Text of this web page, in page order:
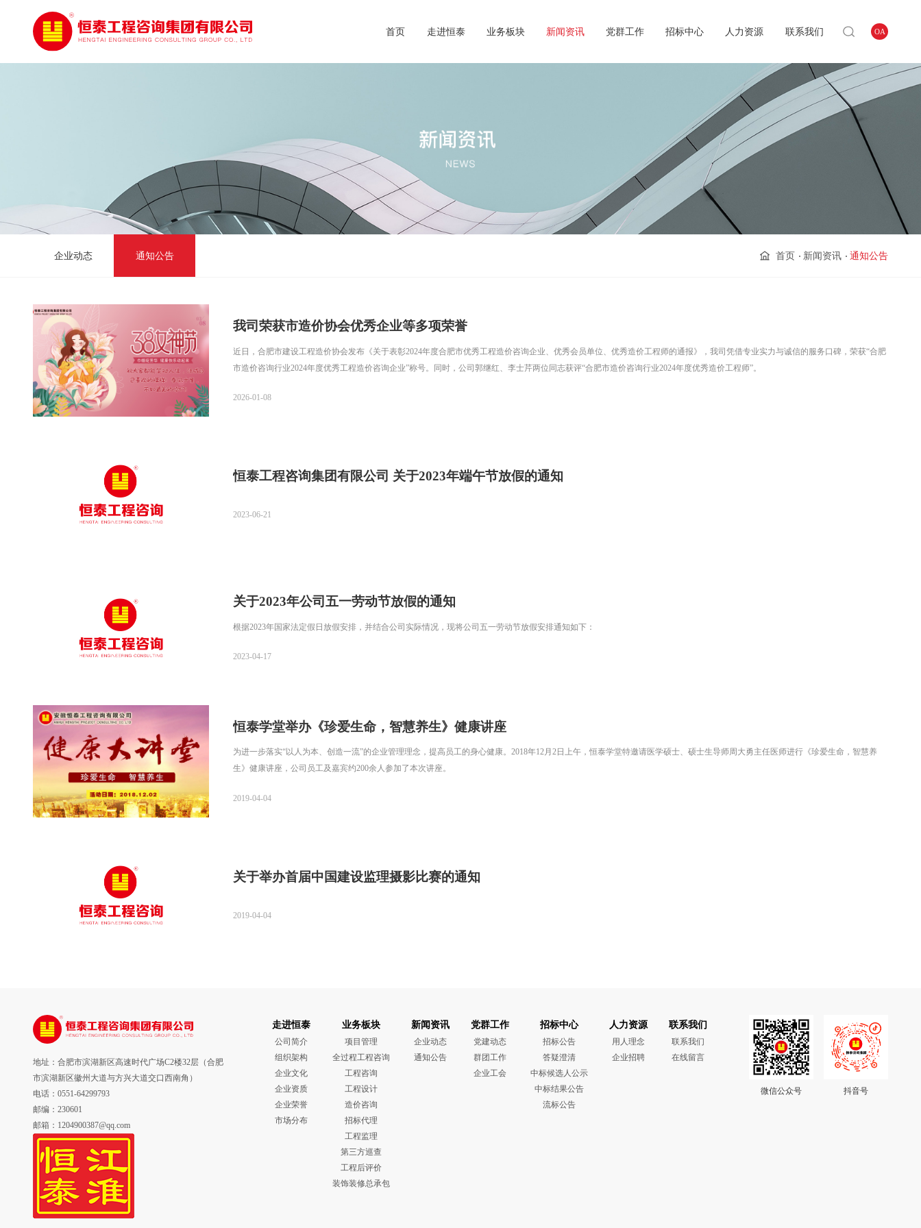
首页 走进恒泰 业务板块 新闻资讯 党群工作 招标中心 人力资源 联系我们 OA
企业动态 通知公告 首页 新闻资讯 通知公告
我司荣获市造价协会优秀企业等多项荣誉
近日，合肥市建设工程造价协会发布《关于表彰2024年度合肥市优秀工程造价咨询企业、优秀会员单位、优秀造价工程师的通报》，我司凭借专业实力与诚信的服务口碑，荣获“合肥
市造价咨询行业2024年度优秀工程造价咨询企业”称号。同时，公司郭继红、李士芹两位同志获评“合肥市造价咨询行业2024年度优秀造价工程师”。
2026-01-08
恒泰工程咨询集团有限公司 关于2023年端午节放假的通知
2023-06-21
关于2023年公司五一劳动节放假的通知
根据2023年国家法定假日放假安排，并结合公司实际情况，现将公司五一劳动节放假安排通知如下：
2023-04-17
恒泰学堂举办《珍爱生命，智慧养生》健康讲座
为进一步落实“以人为本、创造一流”的企业管理理念，提高员工的身心健康。2018年12月2日上午，恒泰学堂特邀请医学硕士、硕士生导师周大勇主任医师进行《珍爱生命，智慧养
生》健康讲座，公司员工及嘉宾约200余人参加了本次讲座。
2019-04-04
关于举办首届中国建设监理摄影比赛的通知
2019-04-04
地址：合肥市滨湖新区高速时代广场C2楼32层（合肥
市滨湖新区徽州大道与方兴大道交口西南角）
电话：0551-64299793
邮编：230601
邮箱：1204900387@qq.com
走进恒泰
公司简介
组织架构
企业文化
企业资质
企业荣誉
市场分布
业务板块
项目管理
全过程工程咨询
工程咨询
工程设计
造价咨询
招标代理
工程监理
第三方巡查
工程后评价
装饰装修总承包
新闻资讯
企业动态
通知公告
党群工作
党建动态
群团工作
企业工会
招标中心
招标公告
答疑澄清
中标候选人公示
中标结果公告
流标公告
人力资源
用人理念
企业招聘
联系我们
联系我们
在线留言
微信公众号 抖音号